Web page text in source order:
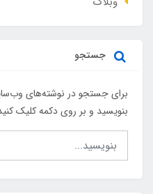
جستجو
برای جستجو در نوشته‌های
بنویسید و بر روی دکمه کلیک